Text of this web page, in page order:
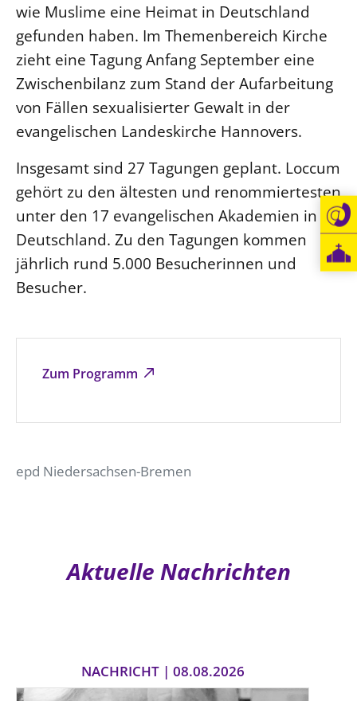
Zum Programm
wie Muslime eine Heimat in Deutschland
gefunden haben. Im Themenbereich Kirche
zieht eine Tagung Anfang September eine
Zwischenbilanz zum Stand der Aufarbeitung
von Fällen sexualisierter Gewalt in der
evangelischen Landeskirche Hannovers.
Insgesamt sind 27 Tagungen geplant. Loccum
gehört zu den ältesten und renommiertesten
unter den 17 evangelischen Akademien in
Deutschland. Zu den Tagungen kommen
jährlich rund 5.000 Besucherinnen und
Besucher.
epd Niedersachsen-Bremen
Aktuelle Nachrichten
NACHRICHT | 08.08.2026
Personalausschuss
Projektmanagement
Recht
Terminstundenplaner